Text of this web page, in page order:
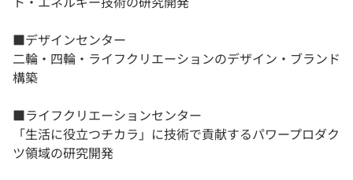
■デザインセンター
二輪・四輪・ライフクリエーションのデザイン・ブランド
構築
■ライフクリエーションセンター
「生活に役立つチカラ」に技術で貢献するパワープロダク
ツ領域の研究開発